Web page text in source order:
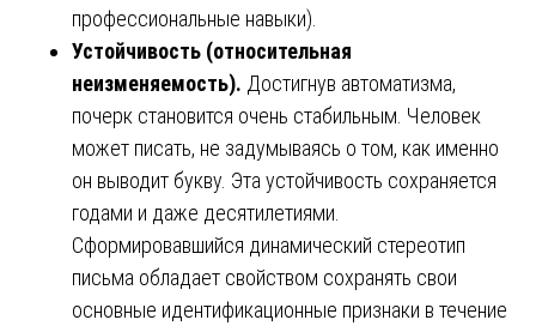
профессиональные навыки).
Устойчивость (относительная
неизменяемость). Достигнув автоматизма,
почерк становится очень стабильным. Человек
может писать, не задумываясь о том, как именно
он выводит букву. Эта устойчивость сохраняется
годами и даже десятилетиями.
Сформировавшийся динамический стереотип
письма обладает свойством сохранять свои
основные идентификационные признаки в течение